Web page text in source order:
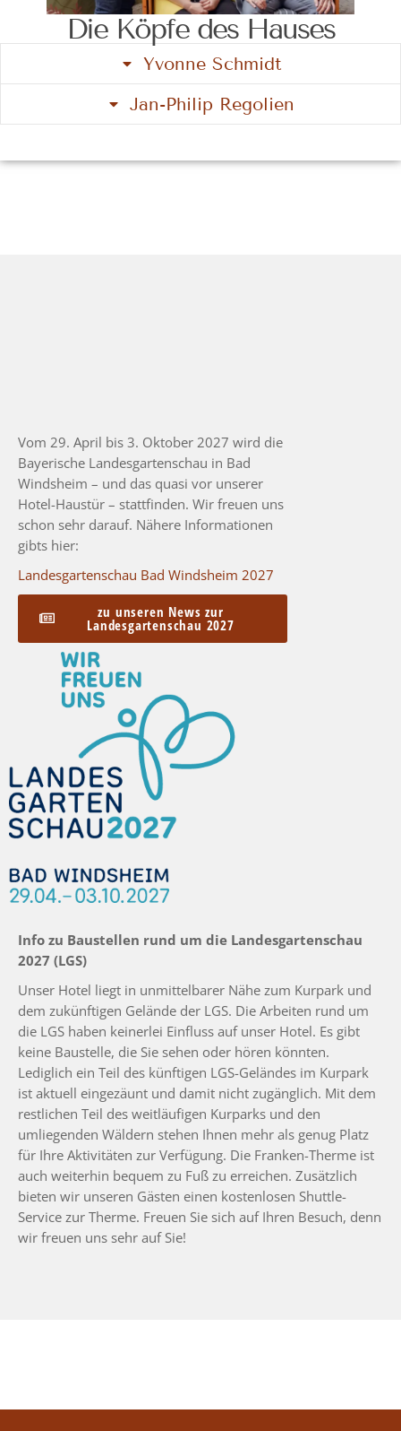
Die Köpfe des Hauses
Yvonne Schmidt
Jan-Philip Regolien
Vom 29. April bis 3. Oktober 2027 wird die
Bayerische Landesgartenschau in Bad
Windsheim – und das quasi vor unserer
Hotel-Haustür – stattfinden. Wir freuen uns
schon sehr darauf. Nähere Informationen
gibts hier:
Landesgartenschau Bad Windsheim 2027
zu unseren News zur
Landesgartenschau 2027
Info zu Baustellen rund um die Landesgartenschau
2027 (LGS)
Unser Hotel liegt in unmittelbarer Nähe zum Kurpark und
dem zukünftigen Gelände der LGS. Die Arbeiten rund um
die LGS haben keinerlei Einfluss auf unser Hotel. Es gibt
keine Baustelle, die Sie sehen oder hören könnten.
Lediglich ein Teil des künftigen LGS-Geländes im Kurpark
ist aktuell eingezäunt und damit nicht zugänglich. Mit dem
restlichen Teil des weitläufigen Kurparks und den
umliegenden Wäldern stehen Ihnen mehr als genug Platz
für Ihre Aktivitäten zur Verfügung. Die Franken-Therme ist
auch weiterhin bequem zu Fuß zu erreichen. Zusätzlich
bieten wir unseren Gästen einen kostenlosen Shuttle-
Service zur Therme. Freuen Sie sich auf Ihren Besuch, denn
wir freuen uns sehr auf Sie!